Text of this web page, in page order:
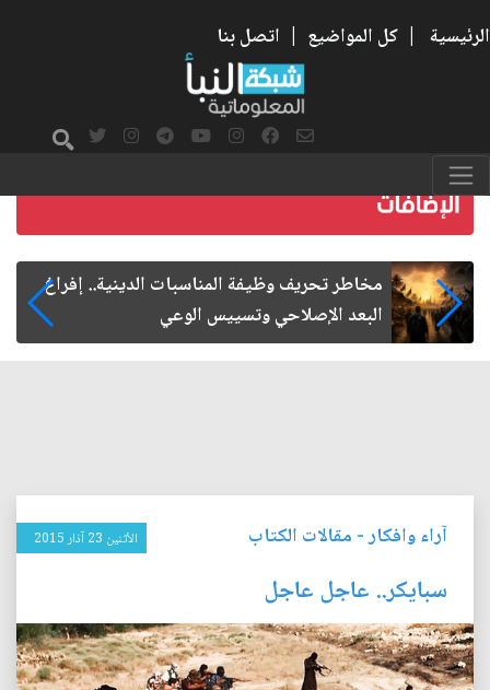
الرئيسية | كل المواضيع | اتصل بنا
زيارة الأربعين.. من الفاعلية المجتمعية إلى
الفاعلة
آراء وافكار- مقالات الكتاب الأثنين 23 آذار 2015
سبايكر.. عاجل عاجل